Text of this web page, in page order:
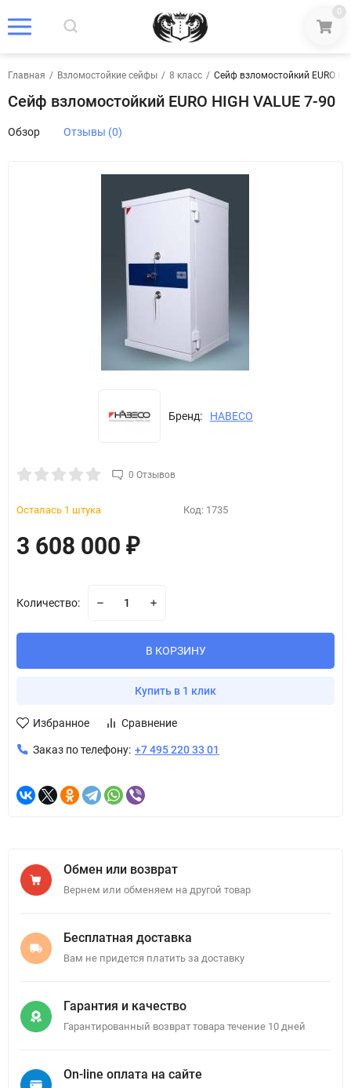
0
Главная / Взломостойкие сейфы / 8 класс / Сейф взломостойкий EURO
Сейф взломостойкий EURO HIGH VALUE 7-90
Обзор Отзывы (0)
Бренд: HABECO
0 Отзывов
Осталась 1 штука Код: 1735
3 608 000 ₽
Количество:
В КОРЗИНУ
Купить в 1 клик
Избранное Сравнение
Заказ по телефону: +7 495 220 33 01
Обмен или возврат
Вернем или обменяем на другой товар
Бесплатная доставка
Вам не придется платить за доставку
Гарантия и качество
Гарантированный возврат товара течение 10 дней
On-line оплата на сайте